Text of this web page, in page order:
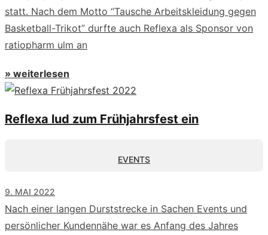
statt. Nach dem Motto “Tausche Arbeitskleidung gegen
Basketball-Trikot” durfte auch Reflexa als Sponsor von
ratiopharm ulm an
» weiterlesen
Reflexa lud zum Frühjahrsfest ein
EVENTS
9. MAI 2022
Nach einer langen Durststrecke in Sachen Events und
persönlicher Kundennähe war es Anfang des Jahres